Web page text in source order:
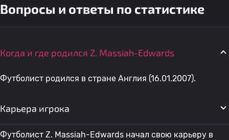
Вопросы и ответы по статистике
Когда и где родился Z. Massiah-Edwards
Футболист родился в стране Англия (16.01.2007).
Карьера игрока
Футболист Z. Massiah-Edwards начал свою карьеру в